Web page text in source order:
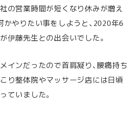
の営業時間が短くなり休みが増え
かやりたい事をしようと、2020年6
伊藤先生との出会いでした。
インだったので首肩凝り、腰痛持ち
り整体院やマッサージ店には日頃
ていました。